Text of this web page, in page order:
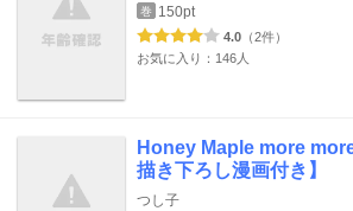
巻 150pt
4.0 （2件）
お気に入り：146人
Honey Maple more
描き下ろし漫画付き】
つし子